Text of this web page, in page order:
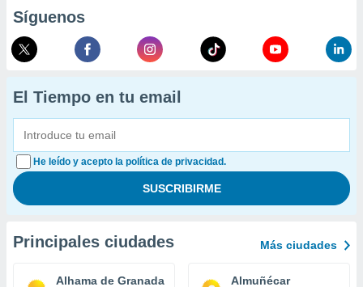
Síguenos
El Tiempo en tu email
He leído y acepto la política de privacidad.
Principales ciudades Más ciudades
Alhama de Granada Almuñécar